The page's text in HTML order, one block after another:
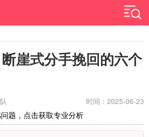
崖式分手挽回的六个
时间：2025-06-23
题，点击获取专业分析